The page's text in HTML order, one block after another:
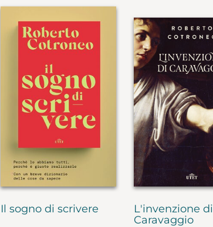
Il sogno di scrivere
L'invenzione di
Caravaggio